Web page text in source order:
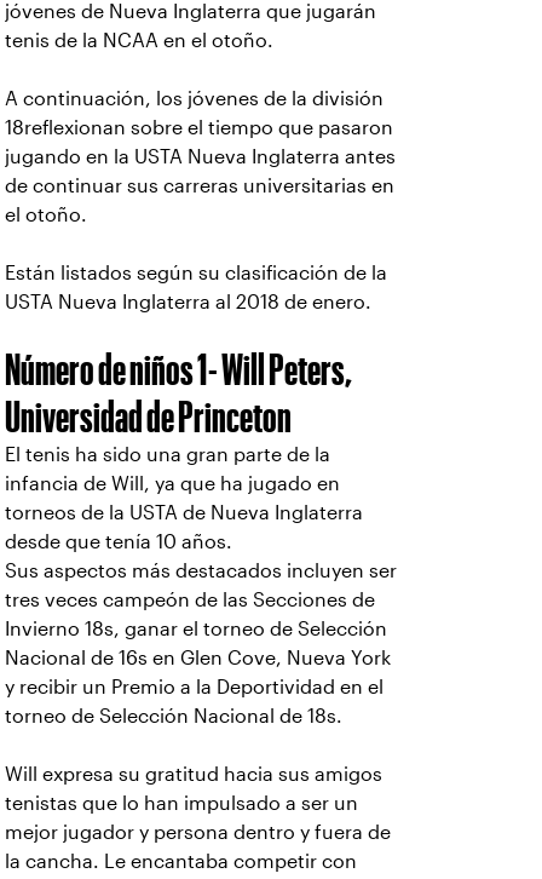
jóvenes de Nueva Inglaterra que jugarán
tenis de la NCAA en el otoño.
A continuación, los jóvenes de la división
18reflexionan sobre el tiempo que pasaron
jugando en la USTA Nueva Inglaterra antes
de continuar sus carreras universitarias en
el otoño.
Están listados según su clasificación de la
USTA Nueva Inglaterra al 2018 de enero.
Número de niños 1- Will Peters,
Universidad de Princeton
El tenis ha sido una gran parte de la
infancia de Will, ya que ha jugado en
torneos de la USTA de Nueva Inglaterra
desde que tenía 10 años.
Sus aspectos más destacados incluyen ser
tres veces campeón de las Secciones de
Invierno 18s, ganar el torneo de Selección
Nacional de 16s en Glen Cove, Nueva York
y recibir un Premio a la Deportividad en el
torneo de Selección Nacional de 18s.
Will expresa su gratitud hacia sus amigos
tenistas que lo han impulsado a ser un
mejor jugador y persona dentro y fuera de
la cancha. Le encantaba competir con